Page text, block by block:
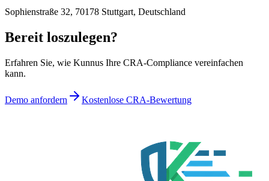
Sophienstraße 32, 70178 Stuttgart, Deutschland
Bereit loszulegen?
Erfahren Sie, wie Kunnus Ihre CRA-Compliance vereinfachen
kann.
Demo anfordern Kostenlose CRA-Bewertung